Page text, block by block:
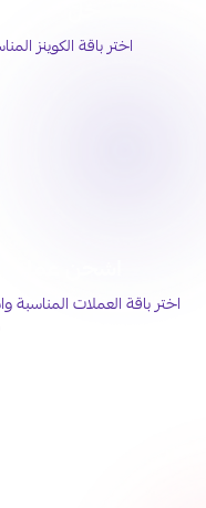
اختر باقة الكوينز
اختر باقة العملات المناسبة